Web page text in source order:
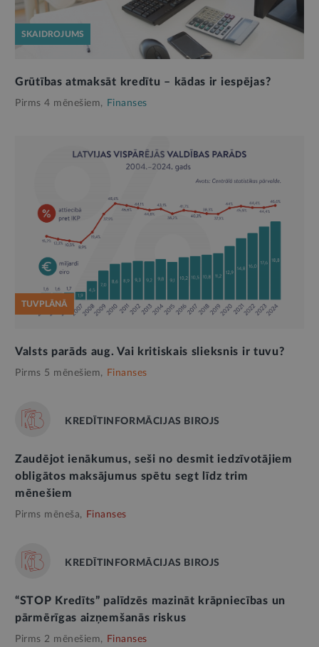
SKAIDROJUMS
Grūtības atmaksāt kredītu – kādas ir iespējas?
Pirms 4 mēnešiem, Finanses
TUVPLĀNĀ
Valsts parāds aug. Vai kritiskais slieksnis ir tuvu?
Pirms 5 mēnešiem, Finanses
KREDĪTINFORMĀCIJAS BIROJS
Zaudējot ienākumus, seši no desmit iedzīvotājiem
obligātos maksājumus spētu segt līdz trim
mēnešiem
Pirms mēneša, Finanses
KREDĪTINFORMĀCIJAS BIROJS
“STOP Kredīts” palīdzēs mazināt krāpniecības un
pārmērīgas aizņemšanās riskus
Pirms 2 mēnešiem, Finanses